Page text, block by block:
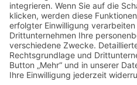
1871 E.V.
1. Vorsitzender
Matthias Bohmann
Siebeneichen 13
92237 Sulzbach-Rosenberg